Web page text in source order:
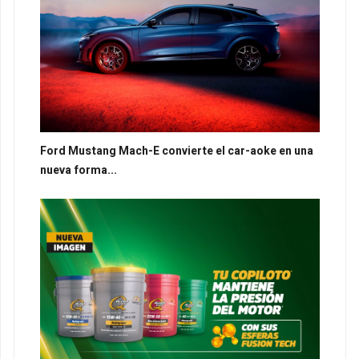
Ford Mustang Mach-E convierte el car-aoke en una
nueva forma...